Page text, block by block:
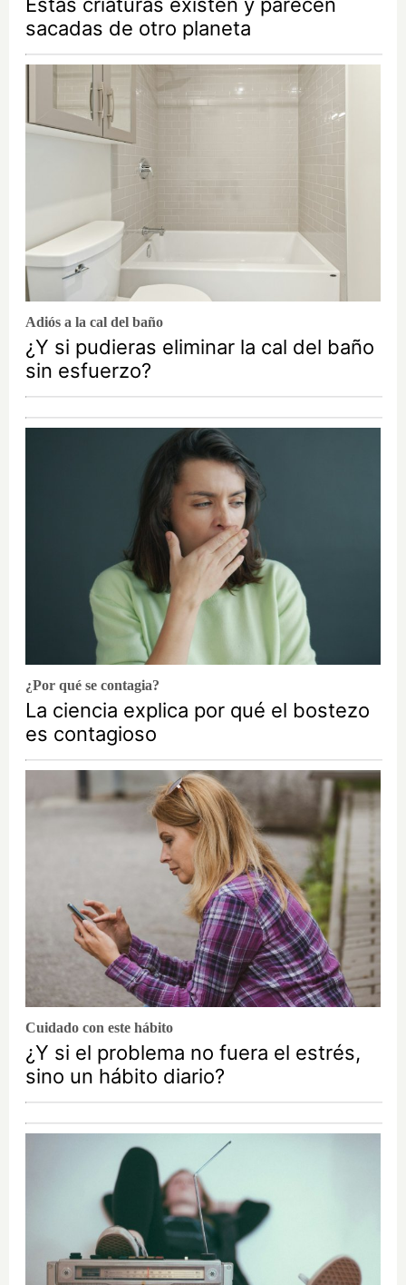
Estas criaturas existen y parecen
sacadas de otro planeta
Adiós a la cal del baño
¿Y si pudieras eliminar la cal del baño
sin esfuerzo?
¿Por qué se contagia?
La ciencia explica por qué el bostezo
es contagioso
Cuidado con este hábito
¿Y si el problema no fuera el estrés,
sino un hábito diario?